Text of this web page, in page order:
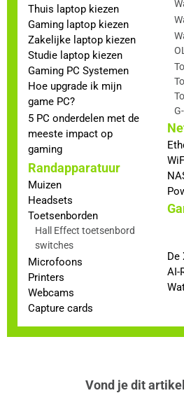
Thuis laptop kiezen
Gaming laptop kiezen
Zakelijke laptop kiezen
Studie laptop kiezen
Gaming PC Systemen
Hoe upgrade ik mijn
game PC?
5 PC onderdelen met de
meeste impact op
gaming
Randapparatuur
Muizen
Headsets
Toetsenborden
Hall Effect toetsenbord
switches
Microfoons
Printers
Webcams
Capture cards
De
AI-
Vond je dit